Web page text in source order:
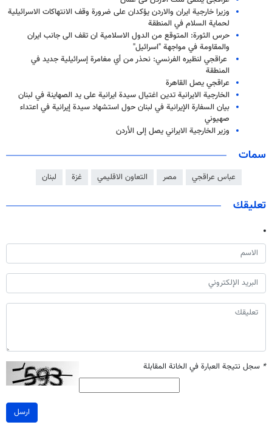
وزيرا خارجية ايران والاردن يؤكدان على ضرورة وقف الانتهاكات الاسرائيلية
لحماية السلام في المنطقة
حرس الثورة: المتوقع من الدول الاسلامية ان تقف الى جانب ايران
والمقاومة في مواجهة "اسرائيل"
عراقجي لنظيره الفرنسي: نحذر من أي مغامرة إسرائيلية جديد في
المنطقة
عراقجي يصل القاهرة
الخارجية الايرانية تدين اغتيال سيدة ايرانية على يد الصهاينة في لبنان
بيان السفارة الإيرانية في لبنان حول استشهاد سيدة إيرانية في اعتداء
صهيوني
وزير الخارجية الايراني يصل إلى الأردن
سمات
عباس عراقجي مصر التعاون الاقليمي غزة لبنان
تعليقك
* سجل نتيجة العبارة في الخانة المقابلة
ارسل